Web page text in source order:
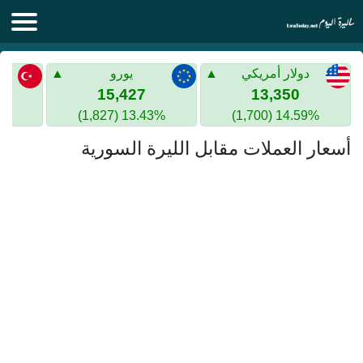
الليرة اليوم
الليرة السورية
الذهب في سوريا
الليرة التركية
الليرة التركية
الذهب في تركيا
دولار أمريكي
13,350
14.59% (1,700)
يورو
15,427
13.43% (1,827)
أسعار العملات مقابل الليرة السورية